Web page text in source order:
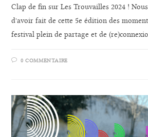
Clap de fin sur Les Trouvailles 2024 !
d'avoir fait de cette 5e édition des
festival plein de partage et de
0 COMMENTAIRE